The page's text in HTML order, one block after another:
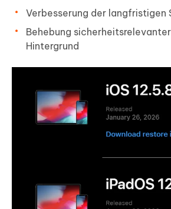
Verbesserung der
Behebung
Hintergrund